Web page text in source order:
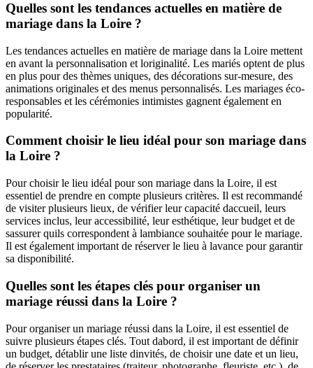
Quelles sont les tendances actuelles en matière de
mariage dans la Loire ?
Les tendances actuelles en matière de mariage dans la Loire mettent
en avant la personnalisation et loriginalité. Les mariés optent de plus
en plus pour des thèmes uniques, des décorations sur-mesure, des
animations originales et des menus personnalisés. Les mariages éco-
responsables et les cérémonies intimistes gagnent également en
popularité.
Comment choisir le lieu idéal pour son mariage dans
la Loire ?
Pour choisir le lieu idéal pour son mariage dans la Loire, il est
essentiel de prendre en compte plusieurs critères. Il est recommandé
de visiter plusieurs lieux, de vérifier leur capacité daccueil, leurs
services inclus, leur accessibilité, leur esthétique, leur budget et de
sassurer quils correspondent à lambiance souhaitée pour le mariage.
Il est également important de réserver le lieu à lavance pour garantir
sa disponibilité.
Quelles sont les étapes clés pour organiser un
mariage réussi dans la Loire ?
Pour organiser un mariage réussi dans la Loire, il est essentiel de
suivre plusieurs étapes clés. Tout dabord, il est important de définir
un budget, détablir une liste dinvités, de choisir une date et un lieu,